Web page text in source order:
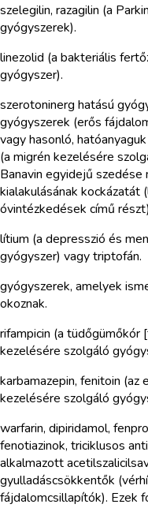
szelegilin, razagilin (a
gyógyszerek).
linezolid (a bakteriális
gyógyszer).
szerotoninerg hatású
gyógyszerek (erős
vagy hasonló,
(a migrén kezelésére
Banavin egyidejű
kialakulásának
óvintézkedések című
lítium (a depresszió és
gyógyszer) vagy triptofán.
gyógyszerek, amelyek
okoznak.
rifampicin (a
kezelésére szolgáló
karbamazepin, fenitoin
kezelésére szolgáló
warfarin, dipiridamol,
fenotiazinok, triciklusos
alkalmazott
gyulladáscsökkentők
fájdalomcsillapítók). Ezek